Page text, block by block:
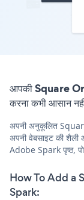
आपकी Square
करना कभी आसान
अपनी अनुकूलित
अपनी वेबसाइट की
Adobe Spark पृष्ठ,
How To Add a
Spark: